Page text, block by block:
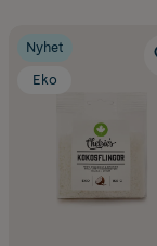
Nyhet
Eko